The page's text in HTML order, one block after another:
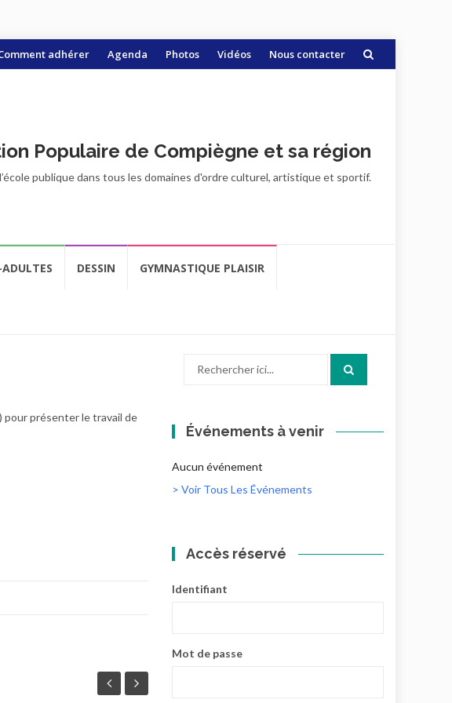
adhérer Agenda Photos Vidéos Nous contacter
Populaire de Compiègne et sa région
publique dans tous les domaines d'ordre culturel, artistique et sportif.
DESSIN GYMNASTIQUE PLAISIR
pour présenter le travail de
Événements à venir
Aucun événement
> Voir Tous Les Événements
Accès réservé
Identifiant
Mot de passe